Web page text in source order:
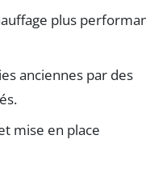
plus
anciennes par des
mise en place